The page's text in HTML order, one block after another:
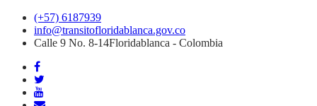
(+57) 6187939
info@transitofloridablanca.gov.co
Calle 9 No. 8-14Floridablanca - Colombia